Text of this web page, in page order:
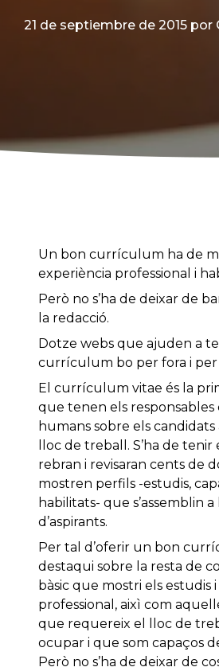
21 de septiembre de 2015 por
Un bon currículum ha de
experiència professional i
Però no s’ha de deixar de
la redacció.
Dotze webs que ajuden a
currículum bo per fora i
El currículum vitae és la
que tenen els responsables
humans sobre els
lloc de treball. S’ha de
rebran i revisaran cents de
mostren perfils -estudis,
habilitats- que s’assemblin a
d’aspirants.
Per tal d’oferir un bon
destaqui sobre la resta de
bàsic que mostri els estudis
professional, aixì com
que requereix el lloc de
ocupar i que som capaços
Però no s’ha de deixar de